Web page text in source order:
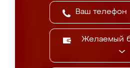
Желаемый